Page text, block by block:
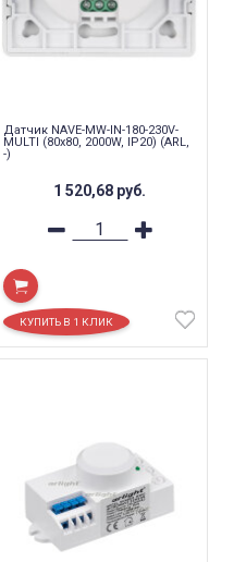
Датчик NAVE-MW-IN-180-230V-
MULTI (80x80, 2000W, IP20) (ARL,
-)
1 520,68 руб.